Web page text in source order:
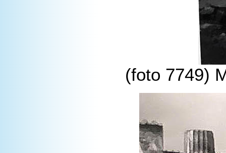
(foto 7749)